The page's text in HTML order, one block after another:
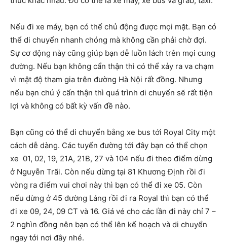
Nếu đi xe máy, bạn có thể chủ động được mọi mặt. Bạn có
thể di chuyển nhanh chóng mà không cần phải chờ đợi.
Sự cơ động này cũng giúp bạn dễ luồn lách trên mọi cung
đường. Nếu bạn không cẩn thận thì có thể xảy ra va chạm
vì mật độ tham gia trên đường Hà Nội rất đồng. Nhưng
nếu bạn chú ý cẩn thận thì quá trình di chuyển sẽ rất tiện
lợi và không có bất kỳ vấn đề nào.
Bạn cũng có thể di chuyển bằng xe bus tới Royal City một
cách dễ dàng. Các tuyến đường tới đây bạn có thể chọn
xe 01, 02, 19, 21A, 21B, 27 và 104 nếu đi theo điểm dừng
ở Nguyễn Trãi. Còn nếu dừng tại 81 Khương Định rồi đi
vòng ra điểm vui chơi này thì bạn có thể đi xe 05. Còn
nếu dừng ở 45 đường Láng rồi đi ra Royal thì bạn có thể
đi xe 09, 24, 09 CT và 16. Giá vé cho các lần đi này chỉ 7 –
2 nghìn đồng nên bạn có thể lên kế hoạch và di chuyển
ngay tới nơi đây nhé.